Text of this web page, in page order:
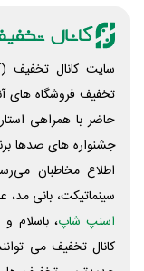
سایت کانال تخفیف
تخفیف فروشگاه های
حاضر با همراهی
جشنواره های صدها
اطلاع مخاطبان
سینماتیکت، بانی مد،
اسنپ شاپ، باسلام و
کانال تخفیف می